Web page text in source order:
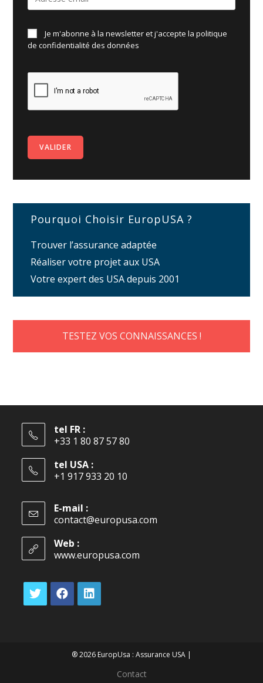
Je m'abonne à la newsletter et j'accepte la politique
deconfidentialité des données
Pourquoi Choisir EuropUSA ?
Trouver l’assurance adaptée
Réaliser votre projet aux USA
Votre expert des USA depuis 2001
TESTEZ VOS CONNAISSANCES !
tel FR :
+33 1 80 87 57 80
tel USA :
+1 917 933 20 10
E-mail :
contact@europusa.com
Web :
www.europusa.com
® 2026 EuropUsa : Assurance USA |
Contact